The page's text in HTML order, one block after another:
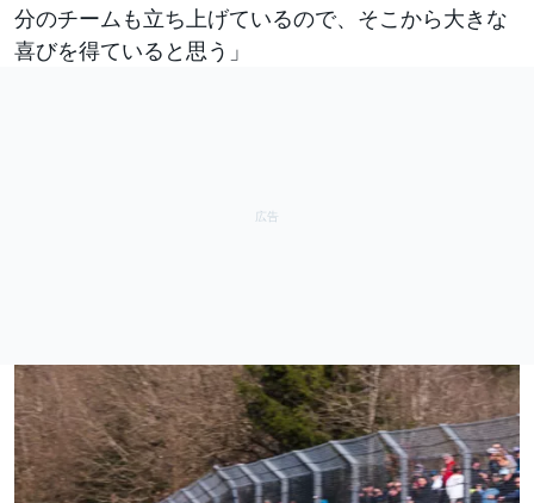
分のチームも立ち上げているので、そこから大きな
喜びを得ていると思う」